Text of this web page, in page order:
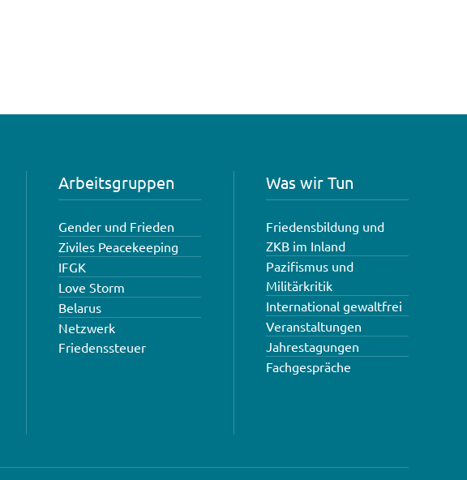
Arbeitsgruppen
Gender und Frieden
Ziviles Peacekeeping
IFGK
Love Storm
Belarus
Netzwerk
Friedenssteuer
Was wir Tun
Friedensbildung und
ZKB im Inland
Pazifismus und
Militärkritik
International gewaltfrei
Veranstaltungen
Jahrestagungen
Fachgespräche